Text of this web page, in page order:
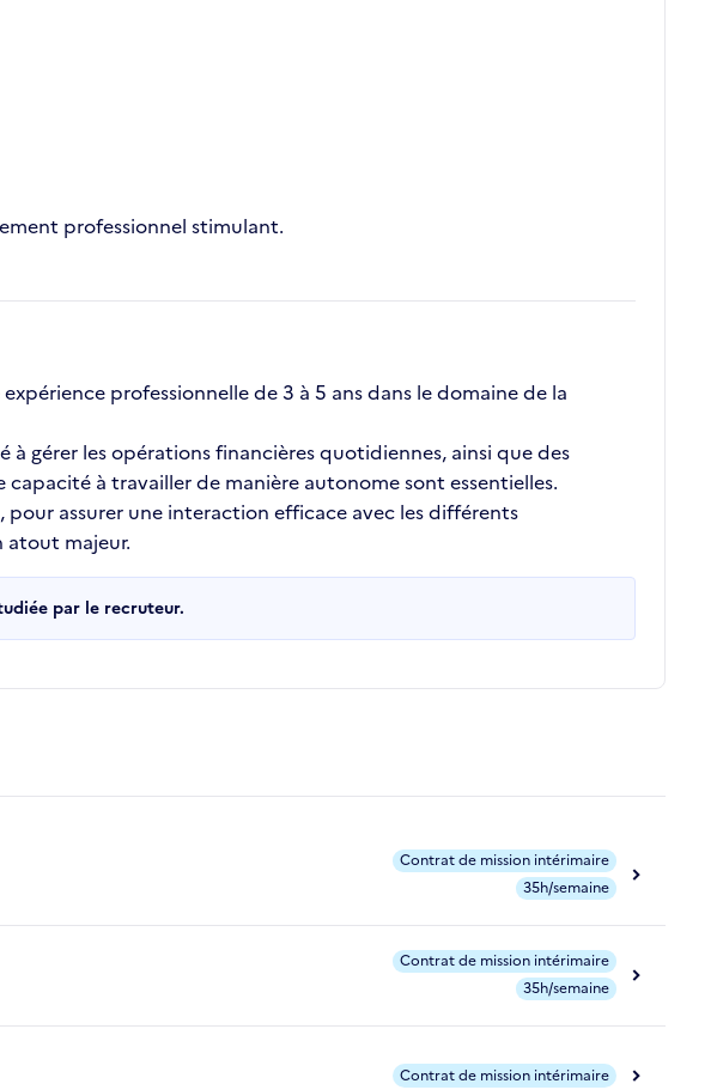
professionnel stimulant.
professionnelle de 3 à 5 ans dans le domaine de la
gérer les opérations financières quotidiennes, ainsi que des
à travailler de manière autonome sont essentielles.
assurer une interaction efficace avec les différents
atout majeur.
par le recruteur.
Contrat de mission intérimaire
35h/semaine
Contrat de mission intérimaire
35h/semaine
Contrat de mission intérimaire